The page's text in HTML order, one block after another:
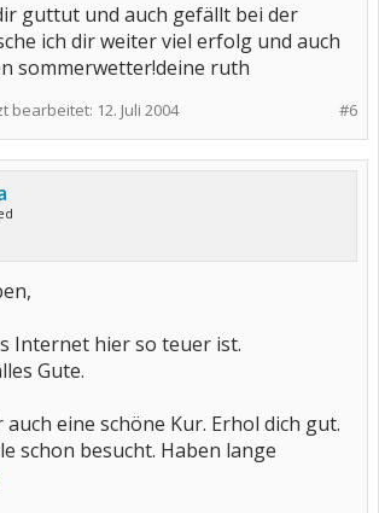
guttut und auch gefällt bei der
ich dir weiter viel erfolg und auch
sommerwetter!deine ruth
#6
bearbeitet: 12. Juli 2004
Internet hier so teuer ist.
Gute.
auch eine schöne Kur. Erhol dich gut.
schon besucht. Haben lange